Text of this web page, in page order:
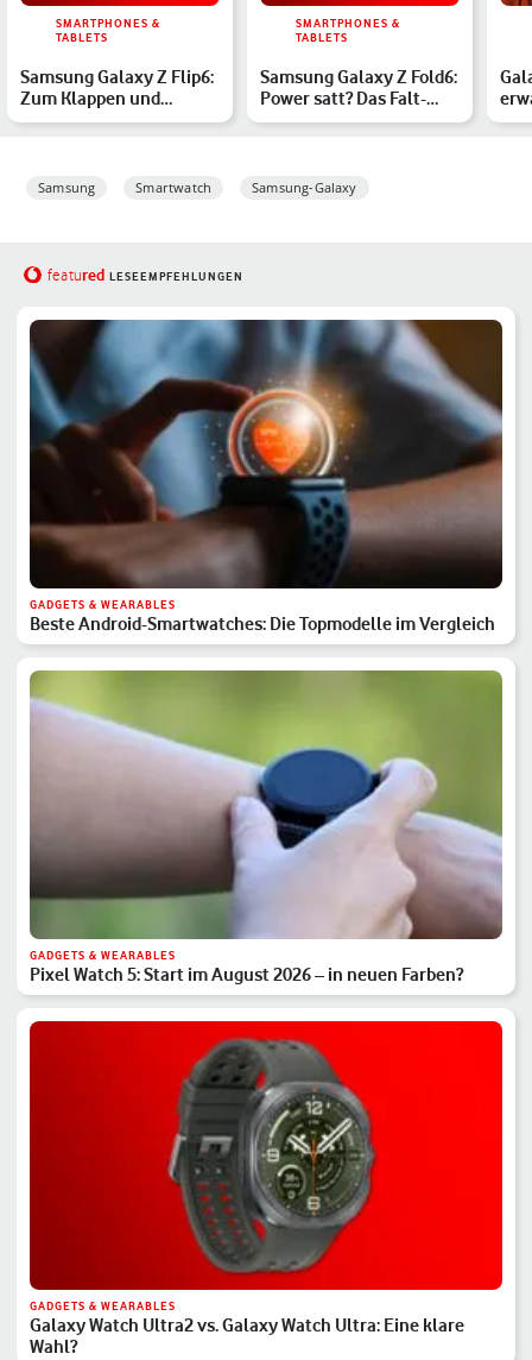
SMARTPHONES &
TABLETS
Samsung Galaxy Z Flip6:
Zum Klappen und
Staunen? Das Foldable
SMARTPHONES &
TABLETS
Samsung Galaxy Z Fold6:
Power satt? Das Falt-
Smartphone im Hands-…
der
Samsung Smartwatch Samsung-Galaxy
featured LESEEMPFEHLUNGEN
GADGETS & WEARABLES
Beste Android-Smartwatches: Die Topmodelle im Vergleich
GADGETS & WEARABLES
Pixel Watch 5: Start im August 2026 – in neuen Farben?
GADGETS & WEARABLES
Galaxy Watch Ultra2 vs. Galaxy Watch Ultra: Eine klare
Wahl?